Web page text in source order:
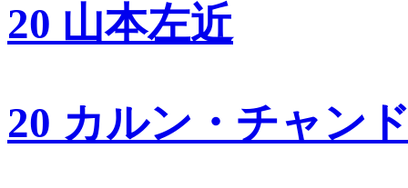
20 山本左近
20 カルン・チャン